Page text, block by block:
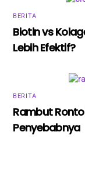
BERITA
Biotin vs
Lebih Efektif?
BERITA
Rambut
Penyebabnya